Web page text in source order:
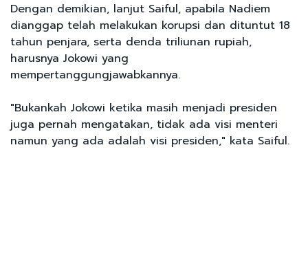
Dengan demikian, lanjut Saiful, apabila Nadiem
dianggap telah melakukan korupsi dan dituntut 18
tahun penjara, serta denda triliunan rupiah,
harusnya Jokowi yang
mempertanggungjawabkannya.
"Bukankah Jokowi ketika masih menjadi presiden
juga pernah mengatakan, tidak ada visi menteri
namun yang ada adalah visi presiden," kata Saiful.